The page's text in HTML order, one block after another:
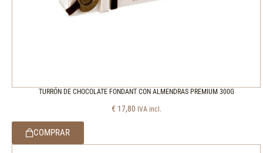
TURRÓN DE CHOCOLATE FONDANT CON ALMENDRAS PREMIUM 300G
€ 17,80 IVA incl.
COMPRAR